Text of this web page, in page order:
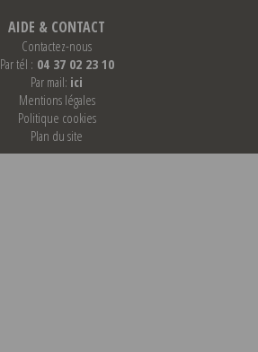
AIDE & CONTACT
Contactez-nous
Par tél : 04 37 02 23 10
Par mail: ici
Mentions légales
Politique cookies
Plan du site